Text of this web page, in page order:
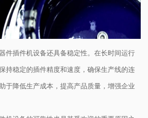
件插件机设备还具备稳定性。在长时间运行
持稳定的插件精度和速度，确保生产线的连
于降低生产成本，提高产品质量，增强企业